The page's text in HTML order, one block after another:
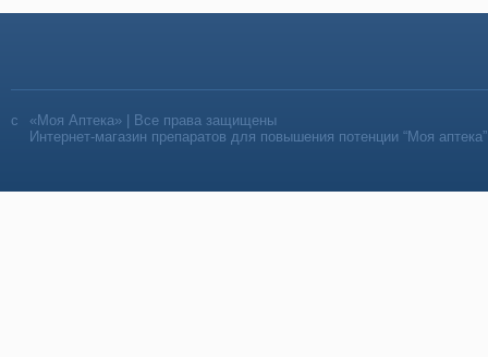
«Моя Аптека» | Все права защищены
Интернет-магазин препаратов для повышения потенции “Моя